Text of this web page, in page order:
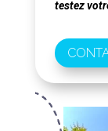
testez